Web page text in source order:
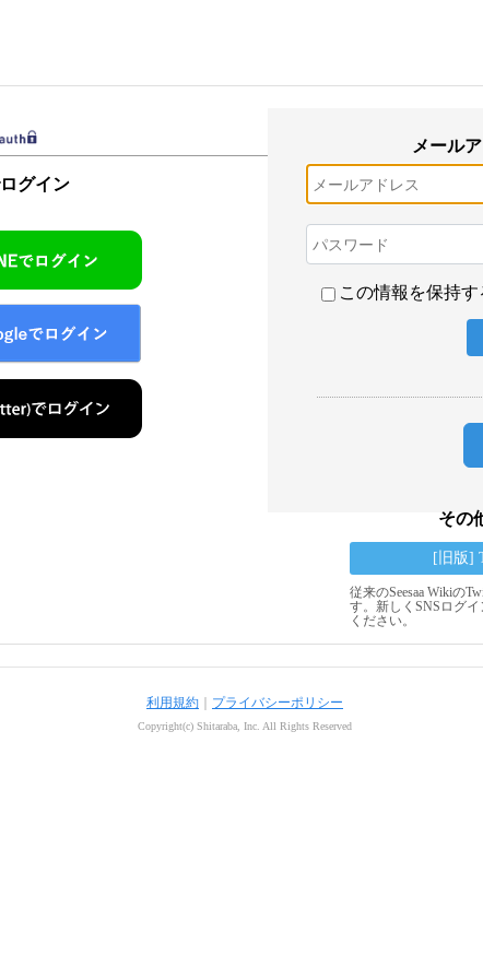
グイン
メール
この情報を保持す
その
[旧版]
従来のSeesaa Wikiの
す。新しくSNSログ
ください。
利用規約 プライバシーポリシー
Copyright(c) Shitaraba, Inc. All Rights Reserved